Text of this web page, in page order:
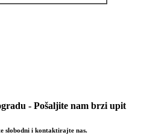
- Pošaljite nam brzi upit
slobodni i kontaktirajte nas.